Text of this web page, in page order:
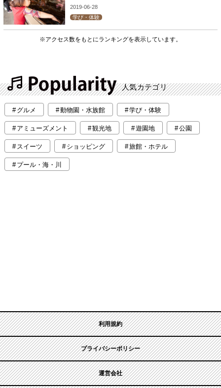
2019-06-28
学び・体験
※アクセス数をもとにランキングを表示しています。
人気カテゴリ
グルメ 動物園・水族館 学び・体験
アミューズメント 観光地 遊園地 公園
スイーツ ショッピング 旅館・ホテル
プール・海・川
利用規約
プライバシーポリシー
運営会社